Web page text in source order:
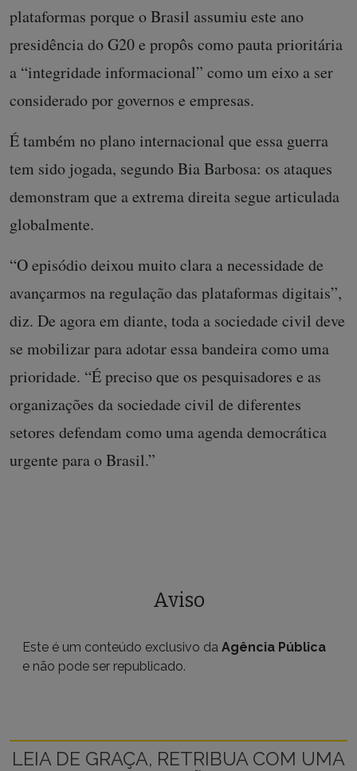
plataformas porque o Brasil assumiu este ano
presidência do G20 e propôs como pauta prioritária
a “integridade informacional” como um eixo a ser
considerado por governos e empresas.
É também no plano internacional que essa guerra
tem sido jogada, segundo Bia Barbosa: os ataques
demonstram que a extrema direita segue articulada
globalmente.
“O episódio deixou muito clara a necessidade de
avançarmos na regulação das plataformas digitais”,
diz. De agora em diante, toda a sociedade civil deve
se mobilizar para adotar essa bandeira como uma
prioridade. “É preciso que os pesquisadores e as
organizações da sociedade civil de diferentes
setores defendam como uma agenda democrática
urgente para o Brasil.”
Aviso
Este é um conteúdo exclusivo da Agência Pública
e não pode ser republicado.
LEIA DE GRAÇA, RETRIBUA COM UMA